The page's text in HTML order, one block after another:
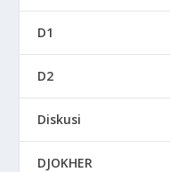
D1
D2
Diskusi
DJOKHER